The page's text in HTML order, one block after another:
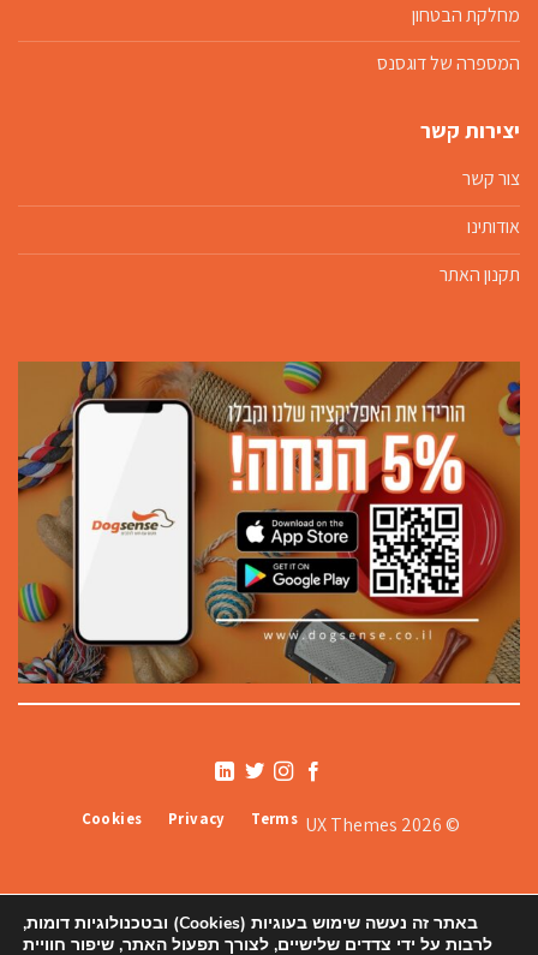
מחלקת הבטחון
המספרה של דוגסנס
יצירות קשר
צור קשר
אודותינו
תקנון האתר
© 2026 UX Themes
Terms
Privacy
Cookies
באתר זה נעשה שימוש בעוגיות (Cookies) ובטכנולוגיות דומות,
לרבות על ידי צדדים שלישיים, לצורך תפעול האתר, שיפור חוויית